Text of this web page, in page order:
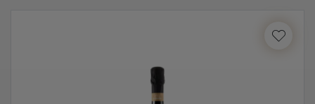
Vă prezentăm mai jos, gama noastră de Prosecco, acest
vin spumant italian, alb sau rose.